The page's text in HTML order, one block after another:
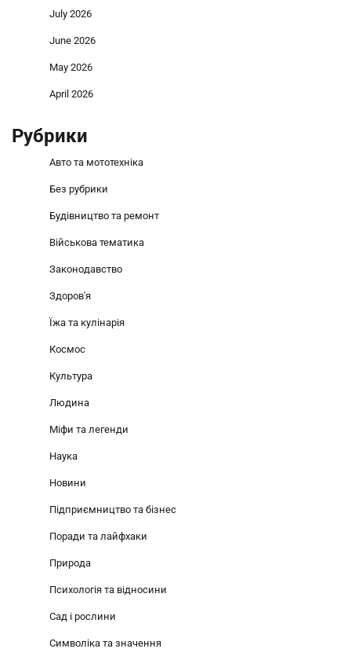
July 2026
June 2026
May 2026
April 2026
Рубрики
Авто та мототехніка
Без рубрики
Будівництво та ремонт
Військова тематика
Законодавство
Здоров'я
Їжа та кулінарія
Космос
Культура
Людина
Міфи та легенди
Наука
Новини
Підприємництво та бізнес
Поради та лайфхаки
Природа
Психологія та відносини
Сад і рослини
Символіка та значення